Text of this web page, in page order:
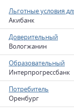
Льготные условия
Акибанк
Доверительный
Вологжанин
Образовательный
Интерпрогрессбанк
Потребитель
Оренбург